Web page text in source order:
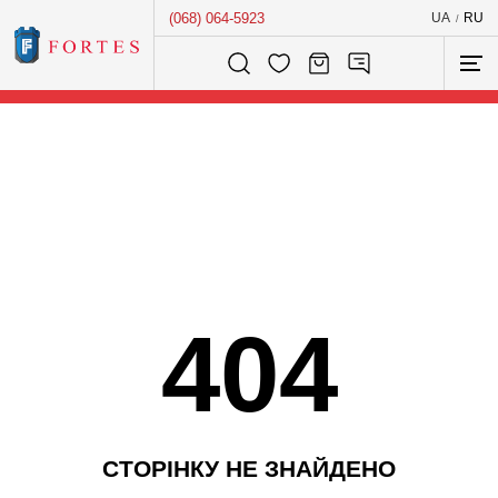
(068) 064-5923 UA / RU
Розумний пошук...
404
СТОРІНКУ НЕ ЗНАЙДЕНО